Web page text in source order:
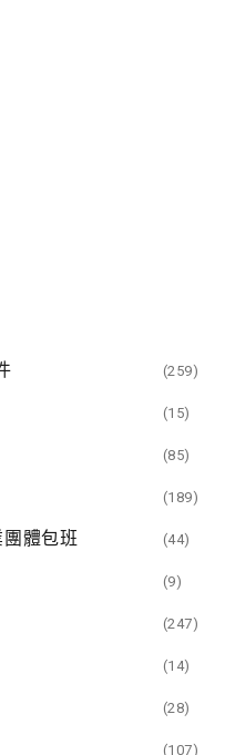
(259)
(15)
(85)
(189)
團體包班 (44)
(9)
(247)
(14)
(28)
(107)